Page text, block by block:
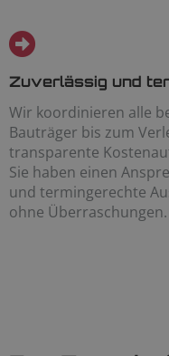
Zuverlässig und
Wir koordinieren alle
Bauträger bis zum
transparente
Sie haben einen
und termingerechte
ohne Überraschungen.